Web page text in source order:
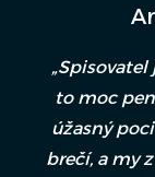
to moc
úžasný
brečí, a my